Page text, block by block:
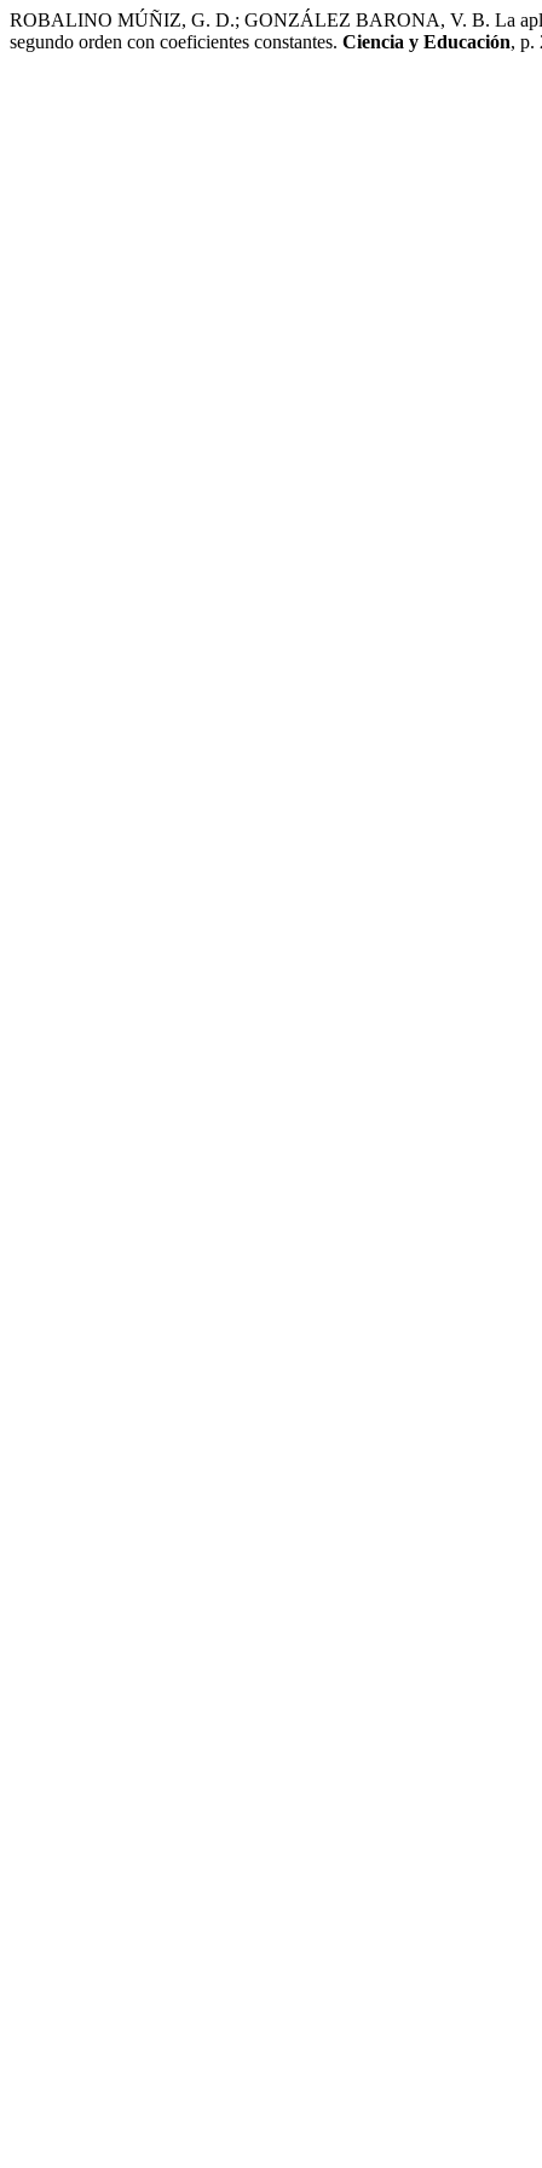
ROBALINO MÚÑIZ, G. D.; GONZÁLEZ BARONA, V. B. La
segundo orden con coeficientes constantes. Ciencia y Educación, p.